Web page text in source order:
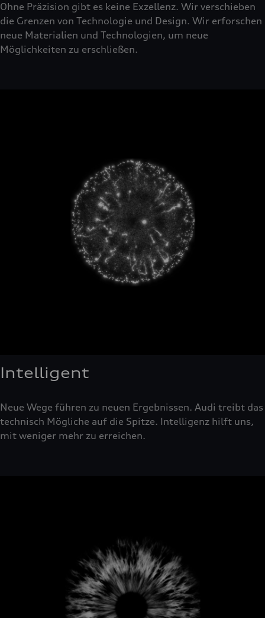
Ohne Präzision gibt es keine Exzellenz. Wir verschieben
die Grenzen von Technologie und Design. Wir erforschen
neue Materialien und Technologien, um neue
Möglichkeiten zu erschließen.
Intelligent
Neue Wege führen zu neuen Ergebnissen. Audi treibt das
technisch Mögliche auf die Spitze. Intelligenz hilft uns,
mit weniger mehr zu erreichen.